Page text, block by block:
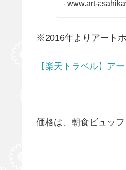
www.art-
※2016年よりアート
【楽天トラベル】ア
価格は、朝食ビュッ